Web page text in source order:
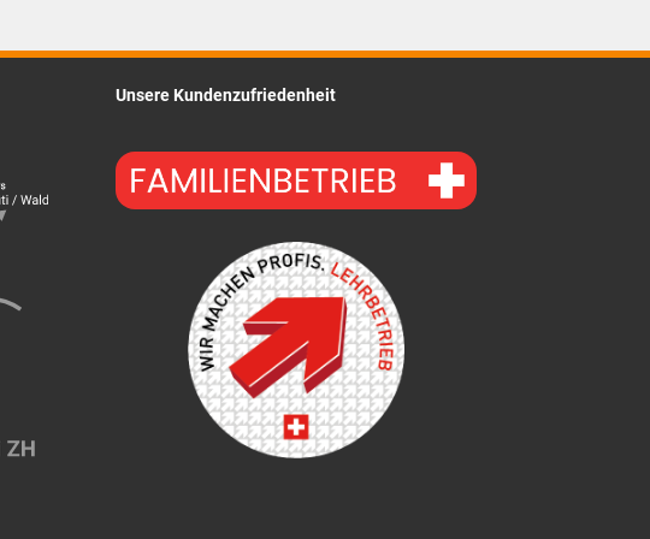
Unsere Kundenzufriedenheit